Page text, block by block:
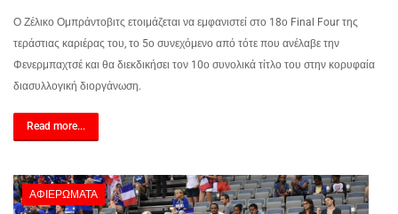
Ο Ζέλικο Ομπράντοβιτς ετοιμάζεται να εμφανιστεί στο 18ο Final Four της
τεράστιας καριέρας του, το 5ο συνεχόμενο από τότε που ανέλαβε την
Φενερμπαχτσέ και θα διεκδικήσει τον 10ο συνολικά τίτλο του στην κορυφαία
διασυλλογική διοργάνωση.
Read more...
ΑΦΙΕΡΏΜΑΤΑ